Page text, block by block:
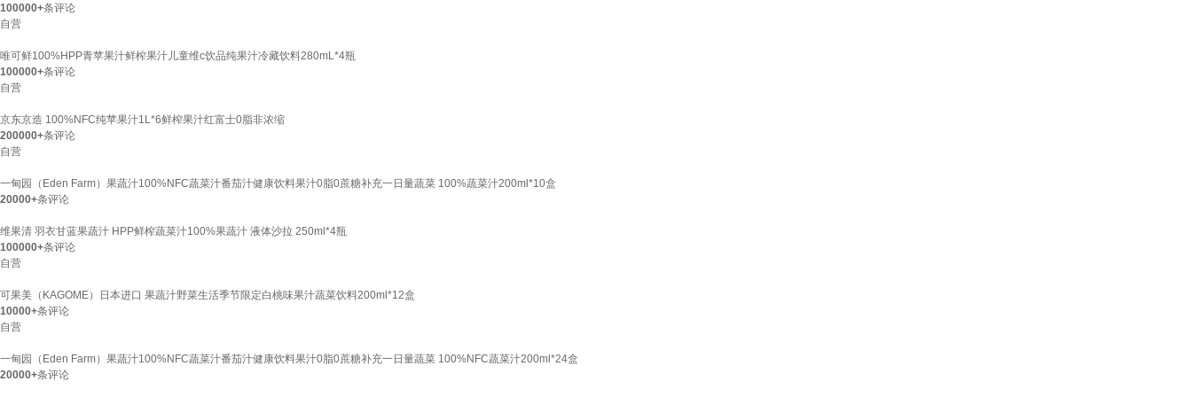
100000+条评论
自营
唯可鲜100%HPP青苹果汁鲜榨果汁儿童维c饮品纯果汁冷藏饮料280mL*4瓶
100000+条评论
自营
京东京造 100%NFC纯苹果汁1L*6鲜榨果汁红富士0脂非浓缩
200000+条评论
自营
一甸园（Eden Farm）果蔬汁100%NFC蔬菜汁番茄汁健康饮料果汁0脂0蔗糖补充一日量蔬菜 100%蔬菜汁200ml*10盒
20000+条评论
维果清 羽衣甘蓝果蔬汁 HPP鲜榨蔬菜汁100%果蔬汁 液体沙拉 250ml*4瓶
100000+条评论
自营
可果美（KAGOME）日本进口 果蔬汁野菜生活季节限定白桃味果汁蔬菜饮料200ml*12盒
10000+条评论
自营
一甸园（Eden Farm）果蔬汁100%NFC蔬菜汁番茄汁健康饮料果汁0脂0蔗糖补充一日量蔬菜 100%NFC蔬菜汁200ml*24盒
20000+条评论